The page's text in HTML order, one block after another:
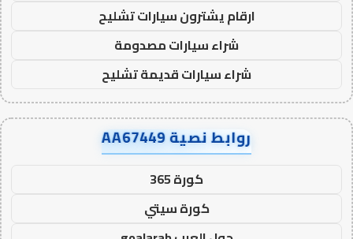
ارقام يشترون سيارات تشليح
شراء سيارات مصدومة
شراء سيارات قديمة تشليح
روابط نصية AA67449
كورة 365
كورة سيتي